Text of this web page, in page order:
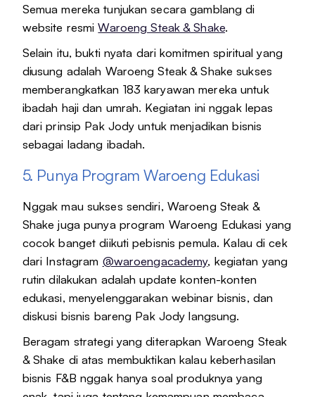
Semua mereka tunjukan secara gamblang di
website resmiWaroeng Steak & Shake.
Selain itu, bukti nyata dari komitmen spiritual yang
diusung adalah Waroeng Steak & Shake sukses
memberangkatkan 183 karyawan mereka untuk
ibadah haji dan umrah. Kegiatan ini nggak lepas
dari prinsip Pak Jody untuk menjadikan bisnis
sebagai ladang ibadah.
5. Punya Program Waroeng Edukasi
Nggak mau sukses sendiri, Waroeng Steak &
Shake juga punya program Waroeng Edukasi yang
cocok banget diikuti pebisnis pemula. Kalau di cek
dari Instagram @waroengacademy, kegiatan yang
rutin dilakukan adalah update konten-konten
edukasi, menyelenggarakan webinar bisnis, dan
diskusi bisnis bareng Pak Jody langsung.
Beragam strategi yang diterapkan Waroeng Steak
& Shake di atas membuktikan kalau keberhasilan
bisnis F&B nggak hanya soal produknya yang